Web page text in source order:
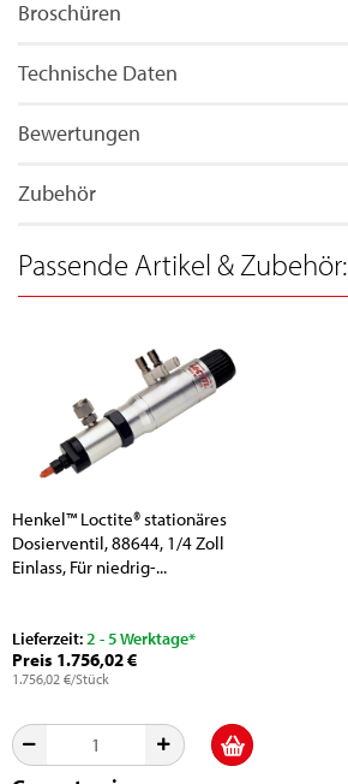
Broschüren
Technische Daten
Bewertungen
Zubehör
Passende Artikel & Zubehör:
Henkel™ Loctite® stationäres
Dosierventil, 88644, 1/4 Zoll
Einlass, Für niedrig-...
Lieferzeit:2 - 5 Werktage*
Preis 1.756,02 €
1.756,02 €/Stück